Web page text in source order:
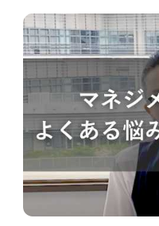
ても成功しません。
プをめぐる企業と個